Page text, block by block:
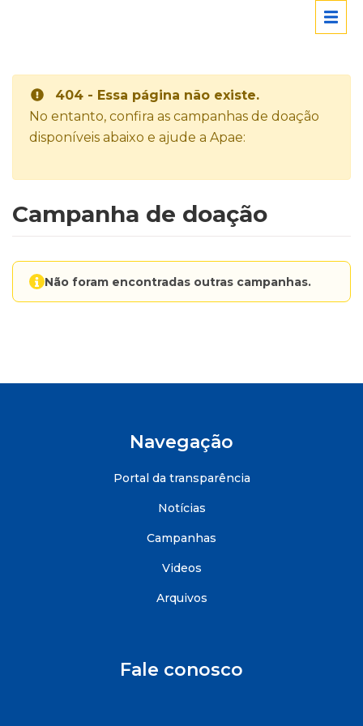
404 - Essa página não existe.
No entanto, confira as campanhas de doação
disponíveis abaixo e ajude a Apae:
Campanha de doação
Não foram encontradas outras campanhas.
Navegação
Portal da transparência
Notícias
Campanhas
Videos
Arquivos
Fale conosco